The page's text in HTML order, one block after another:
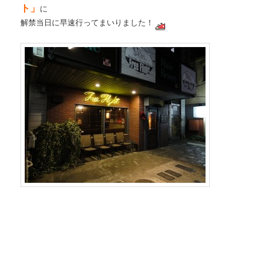
ト」 に
解禁当日に早速行ってまいりました！